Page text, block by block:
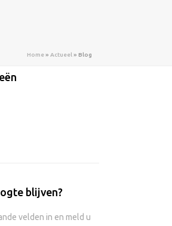
Home» Actueel » Blog
blijven?
velden in en meld u